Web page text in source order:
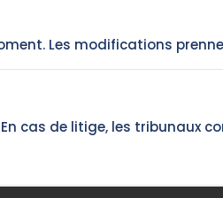
Les modifications
cas de litige, les tribunaux